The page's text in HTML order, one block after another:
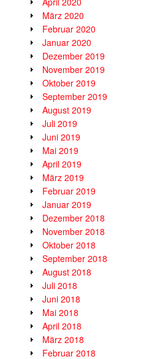
März 2020
Februar 2020
Januar 2020
Dezember 2019
November 2019
Oktober 2019
September 2019
August 2019
Juli 2019
Juni 2019
Mai 2019
April 2019
März 2019
Februar 2019
Januar 2019
Dezember 2018
November 2018
Oktober 2018
September 2018
August 2018
Juli 2018
Juni 2018
Mai 2018
April 2018
März 2018
Februar 2018